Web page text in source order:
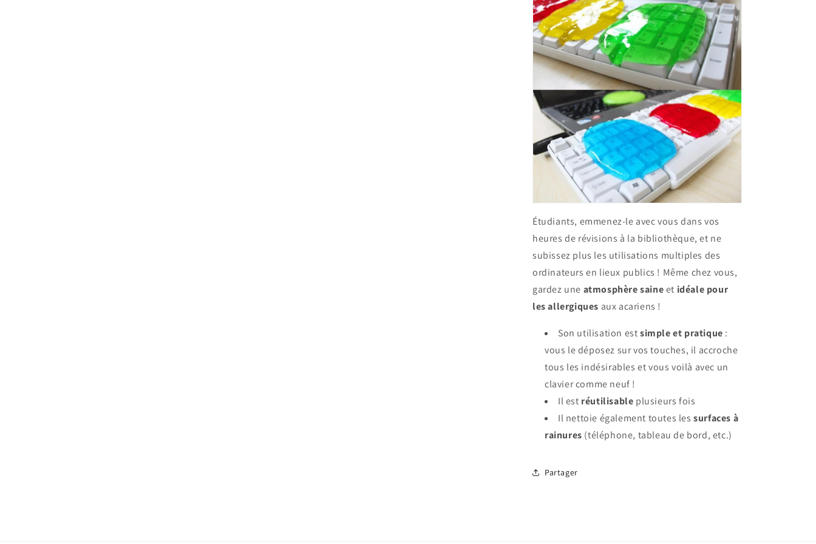
Étudiants, emmenez-le avec vous dans vos
heures de révisions à la bibliothèque, et ne
subissez plus les utilisations multiples des
ordinateurs en lieux publics ! Même chez vous,
gardez une atmosphère saineet idéale pour
les allergiques aux acariens !
Son utilisation estsimple et pratique :
vous le déposez sur vos touches, il accroche
tous les indésirables et vous voilà avec un
clavier comme neuf !
Il est réutilisable plusieurs fois
Il nettoie également toutes lessurfaces à
rainures (téléphone, tableau de bord, etc.)
Partager